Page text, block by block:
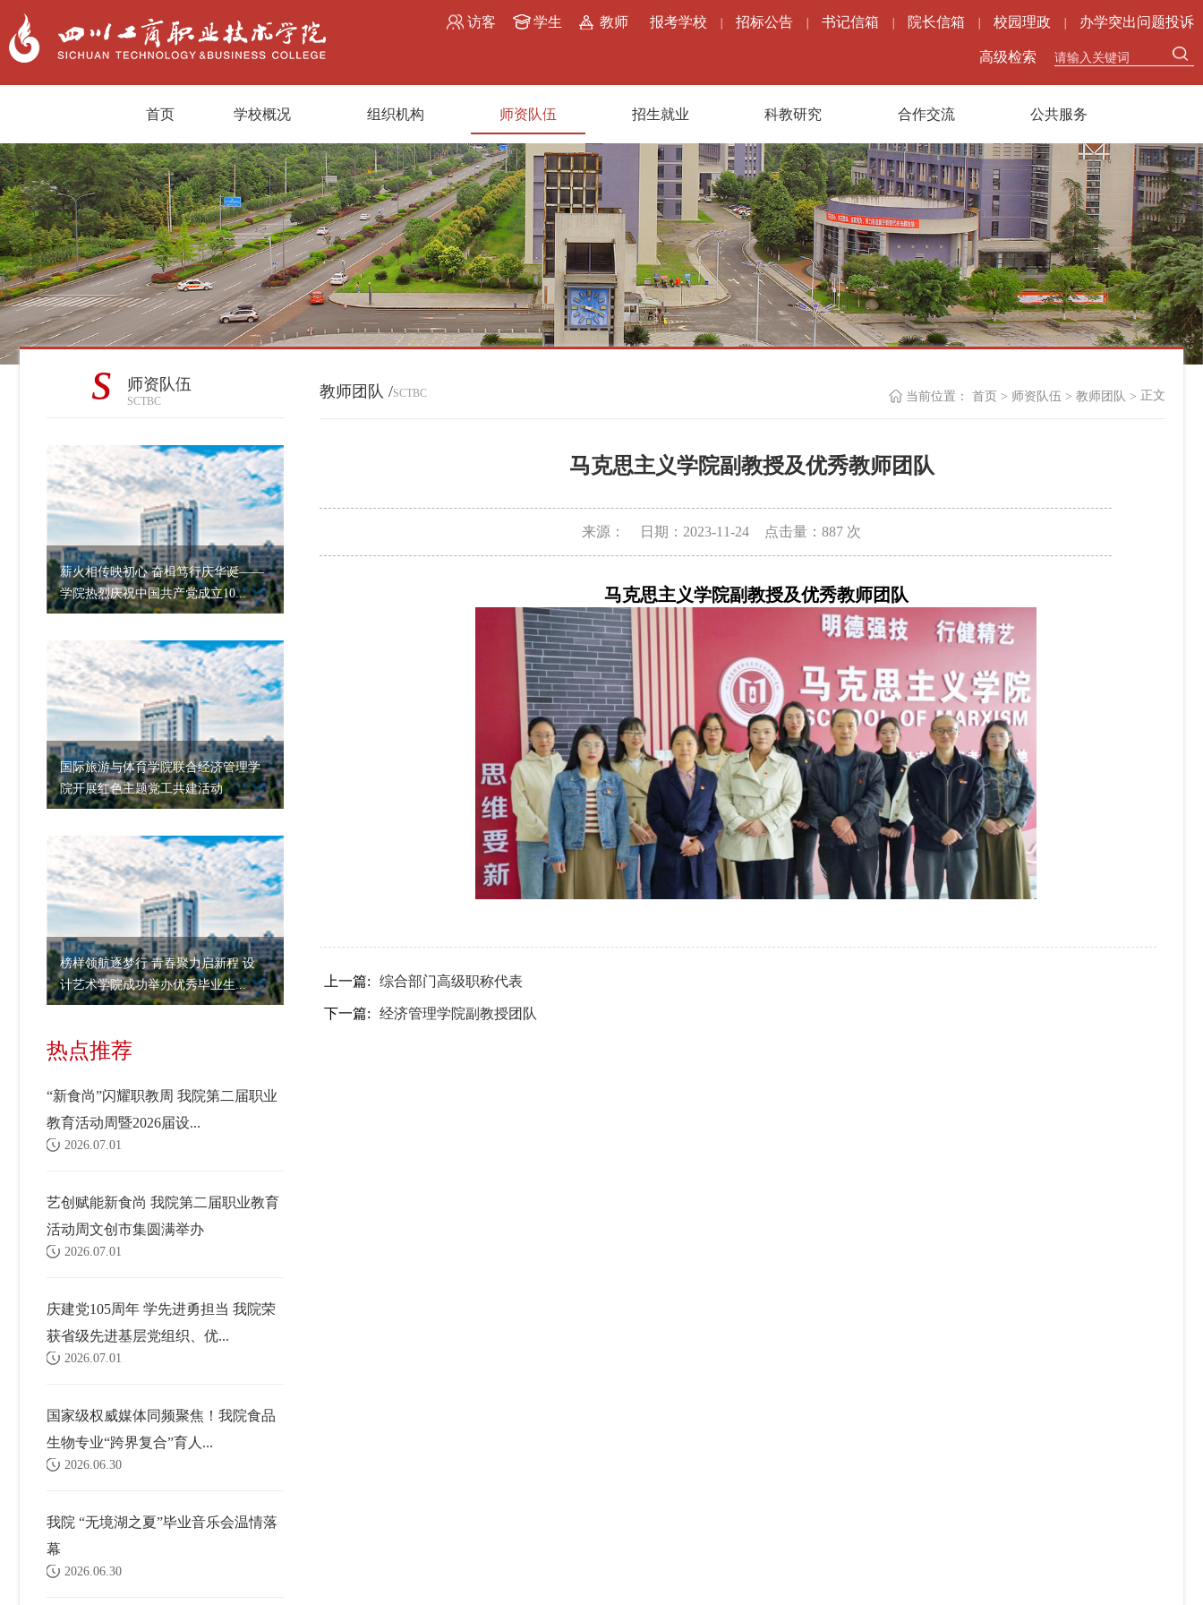
访客 学生 教师 报考学校 招标公告 书记信箱 院长信箱 校园理政 办学突出问题投诉
高级检索
首页 学校概况 组织机构 师资队伍 招生就业 科教研究 合作交流 公共服务
s 师资队伍
SCTBC
薪火相传映初心 奋楫笃行庆华诞——
学院热烈庆祝中国共产党成立10...
国际旅游与体育学院联合经济管理学
院开展红色主题党工共建活动
榜样领航逐梦行 青春聚力启新程 设
计艺术学院成功举办优秀毕业生...
热点推荐
“新食尚”闪耀职教周 我院第二届职业
教育活动周暨2026届设...
2026.07.01
艺创赋能新食尚 我院第二届职业教育
活动周文创市集圆满举办
2026.07.01
庆建党105周年 学先进勇担当 我院荣
获省级先进基层党组织、优...
2026.07.01
国家级权威媒体同频聚焦！我院食品
生物专业“跨界复合”育人...
2026.06.30
我院 “无境湖之夏”毕业音乐会温情落
幕
2026.06.30
教师团队 /SCTBC 当前位置： 首页 > 师资队伍 > 教师团队 > 正文
马克思主义学院副教授及优秀教师团队
来源： 日期：2023-11-24 点击量： 887 次
马克思主义学院副教授及优秀教师团队
上一篇: 综合部门高级职称代表
下一篇: 经济管理学院副教授团队